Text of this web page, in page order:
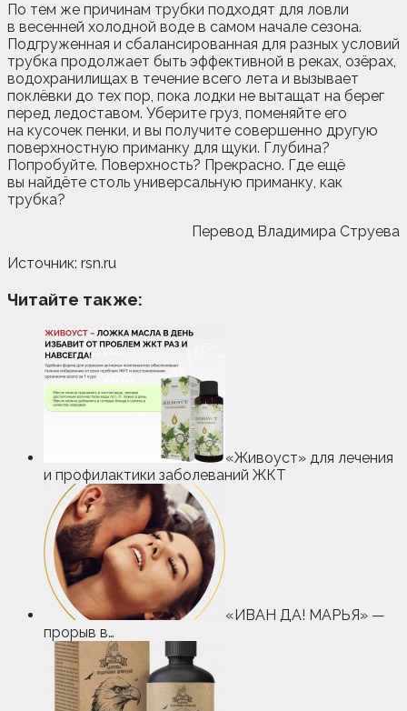
По тем же причинам трубки подходят для ловли
в весенней холодной воде в самом начале сезона.
Подгруженная и сбалансированная для разных условий
трубка продолжает быть эффективной в реках, озёрах,
водохранилищах в течение всего лета и вызывает
поклёвки до тех пор, пока лодки не вытащат на берег
перед ледоставом. Уберите груз, поменяйте его
на кусочек пенки, и вы получите совершенно другую
поверхностную приманку для щуки. Глубина?
Попробуйте. Поверхность? Прекрасно. Где ещё
вы найдёте столь универсальную приманку, как
трубка?
Перевод Владимира Струева
Источник: rsn.ru
Читайте также:
«Живоуст» для лечения
и профилактики заболеваний ЖКТ
«ИВАН ДА! МАРЬЯ» —
прорыв в…